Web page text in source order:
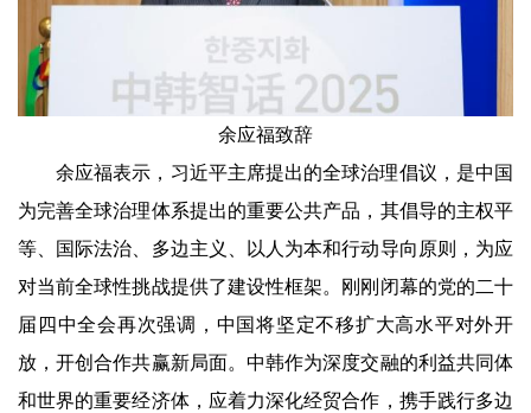
余应福致辞
余应福表示，习近平主席提出的全球治理倡议，是中国
为完善全球治理体系提出的重要公共产品，其倡导的主权平
等、国际法治、多边主义、以人为本和行动导向原则，为应
对当前全球性挑战提供了建设性框架。刚刚闭幕的党的二十
届四中全会再次强调，中国将坚定不移扩大高水平对外开
放，开创合作共赢新局面。中韩作为深度交融的利益共同体
和世界的重要经济体，应着力深化经贸合作，携手践行多边